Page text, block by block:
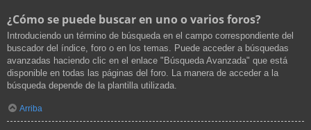
¿Cómo se puede buscar en uno o varios foros?
Introduciendo un término de búsqueda en el campo correspondiente del
buscador del índice, foro o en los temas. Puede acceder a búsquedas
avanzadas haciendo clic en el enlace "Búsqueda Avanzada" que está
disponible en todas las páginas del foro. La manera de acceder a la
búsqueda depende de la plantilla utilizada.
Arriba